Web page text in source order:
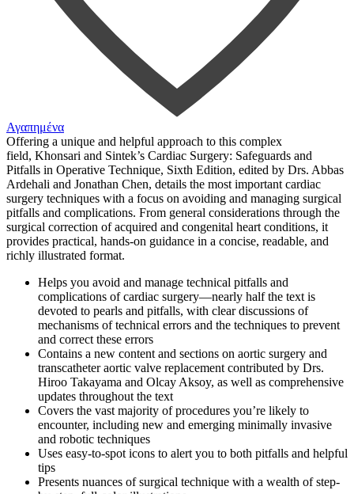
Αγαπημένα
Offering a unique and helpful approach to this complex
field, Khonsari and Sintek’s Cardiac Surgery: Safeguards and
Pitfalls in Operative Technique, Sixth Edition, edited by Drs. Abbas
Ardehali and Jonathan Chen, details the most important cardiac
surgery techniques with a focus on avoiding and managing surgical
pitfalls and complications. From general considerations through the
surgical correction of acquired and congenital heart conditions, it
provides practical, hands-on guidance in a concise, readable, and
richly illustrated format.
Helps you avoid and manage technical pitfalls and
complications of cardiac surgery—nearly half the text is
devoted to pearls and pitfalls, with clear discussions of
mechanisms of technical errors and the techniques to prevent
and correct these errors
Contains a new content and sections on aortic surgery and
transcatheter aortic valve replacement contributed by Drs.
Hiroo Takayama and Olcay Aksoy, as well as comprehensive
updates throughout the text
Covers the vast majority of procedures you’re likely to
encounter, including new and emerging minimally invasive
and robotic techniques
Uses easy-to-spot icons to alert you to both pitfalls and helpful
tips
Presents nuances of surgical technique with a wealth of step-